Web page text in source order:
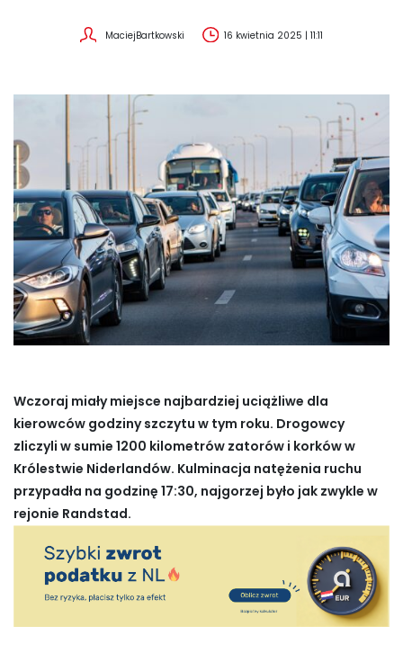
MaciejBartkowski 16 kwietnia 2025 | 11:11
Wczoraj miały miejsce najbardziej uciążliwe dla
kierowców godziny szczytu w tym roku. Drogowcy
zliczyli w sumie 1200 kilometrów zatorów i korków w
Królestwie Niderlandów. Kulminacja natężenia ruchu
przypadła na godzinę 17:30, najgorzej było jak zwykle w
rejonie Randstad.